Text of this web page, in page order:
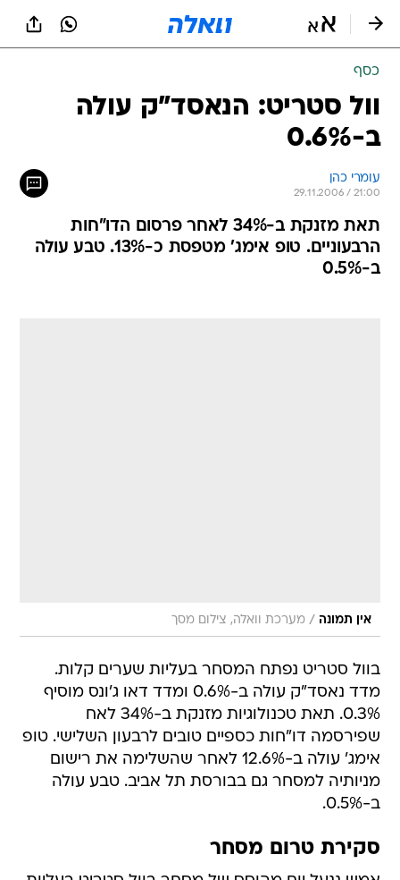
כסף
וול סטריט: הנאסד"ק עולה
ב-0.6%
עומרי כהן
29.11.2006 / 21:00
תאת מזנקת ב-34% לאחר פרסום הדו"חות
הרבעוניים. טופ אימג' מטפסת כ-13%. טבע עולה
ב-0.5%
אין תמונה / מערכת וואלה, צילום מסך
בוול סטריט נפתח המסחר בעליות שערים קלות.
מדד נאסד"ק עולה ב-0.6% ומדד דאו ג'ונס מוסיף
0.3%. תאת טכנולוגיות מזנקת ב-34% לאח
שפירסמה דו"חות כספיים טובים לרבעון השלישי. טופ
אימג' עולה ב-12.6% לאחר שהשלימה את רישום
מניותיה למסחר גם בבורסת תל אביב. טבע עולה
ב-0.5%.
סקירת טרום מסחר